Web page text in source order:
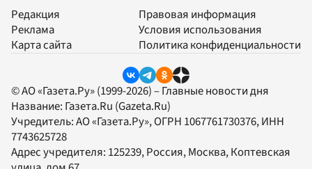
Редакция
Реклама
Карта сайта
Правовая информация
Условия использования
Политика конфиденциальности
© АО «Газета.Ру» (1999-2026) – Главные новости дня
Название: Газета.Ru (Gazeta.Ru)
Учредитель:АО «Газета.Ру», ОГРН 1067761730376, ИНН
7743625728
Адрес учредителя: 125239, Россия, Москва, Коптевская